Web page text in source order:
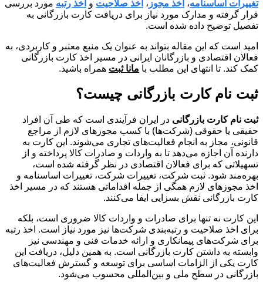
تغییرات اساسنامه، اخذ مجوز ، اخذ صلاحیت و اخذ رتبه مورد بررسی
قرار گرفته و مدارک مورد نیاز برای دریافت کارت بازرگانی به
تفصیل توضیح داده شده است.
امید است که این مقاله بتواند به عنوان یک منبع معتبر و کاربردی، به
فعالان اقتصادی و بازرگانان ایرانی در مسیر اخذ کارت بازرگانی
کمک کند. تا انتهای این مطلب با مانا ثبت همراه باشید.
ثبت نام کارت بازرگانی چیست؟
ثبت نام کارت بازرگانی در ایران فرآیندی است که طی آن افراد
حقیقی یا حقوقی (شرکت‌ها) با کسب مجوزهای لازم از مراجع
قانونی، مجاز به انجام فعالیت‌های تجاری می‌شوند. این کارت به
دارنده آن اجازه می‌دهد تا به واردات و صادرات کالا پرداخته و از
تسهیلاتی که برای فعالان اقتصادی در نظر گرفته شده است،
بهره‌مند شود. ثبت شرکت، تغییرات شرکت، تغییرات اساسنامه و
اخذ مجوزهای لازم همگی از جمله اقداماتی هستند که در مسیر اخذ
کارت بازرگانی نقش بسزایی ایفا می‌کنند.
این کارت نه تنها برای صادرات و واردات کالا ضروری است، بلکه
برای اخذ صلاحیت و رتبه‌بندی شرکت‌ها نیز مورد نیاز است. اخذ رتبه
برای شرکت‌های پیمانکاری و ارائه خدمات فنی و مهندسی نیز
وابسته به داشتن کارت بازرگانی است. به همین دلیل، دریافت این
کارت یکی از الزامات اساسی برای توسعه و گسترش فعالیت‌های
بازرگانی در سطح ملی و بین‌المللی محسوب می‌شود.